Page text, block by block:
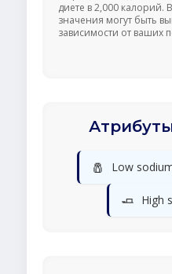
диете в 2,000
значения могут быть
зависимости от ваших
🧂 Low
🧈 High